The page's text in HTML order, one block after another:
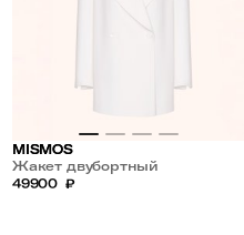
MISMOS
Жакет двубортный
49900 ₽